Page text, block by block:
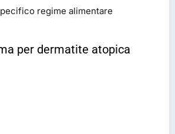
regime alimentare
per dermatite atopica